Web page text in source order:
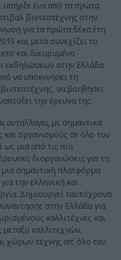
υπήρξε ένα από τα πρώτα
βιντεοτέχνης στην
για τα πρώτα δέκα έτη
και μετά συνεχίζει το
και διευρυμένο
εκδηλώσεων στην Ελλάδα
να υποκινήσει τη
να βοηθήσει
την έρευνα της.
ανταλλαγές με σημαντικά
οργανισμούς σε όλο τον
ως μια από τις πιο
διοργανώσεις για τη
σημαντική πλατφόρμα
την ελληνική και
Δημιουργεί ταυτόχρονα
στην Ελλάδα για
καλλιτέχνες και
καλλιτεχνών,
χώρων τέχνης απ’ όλο τον